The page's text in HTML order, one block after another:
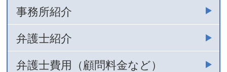
事務所紹介
弁護士紹介
弁護士費用（顧問料金など）